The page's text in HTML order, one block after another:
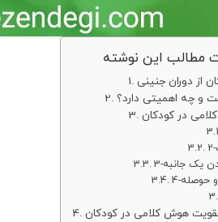
مطالب این نوشته
از دوران جنینی
و چه اهمیتی دارد؟
در کودکان
یک جانبه
و حوصله
هوش کلامی در کودکان